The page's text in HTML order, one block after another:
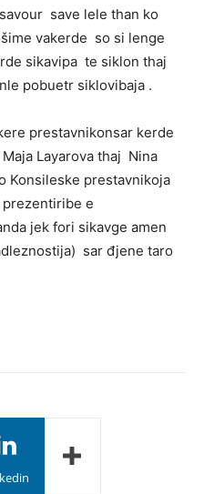
save lele than ko
vakerde so si lenge
sikavipa te siklon thaj
pobuetr siklovibaja .
prestavnikonsar kerde
Layarova thaj Nina
Konsileske prestavnikoja
prezentiribe e
jek fori sikavge amen
sar đjene taro